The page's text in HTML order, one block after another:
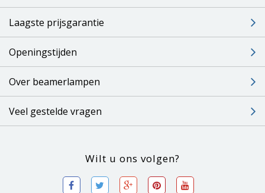
Laagste prijsgarantie
Openingstijden
Over beamerlampen
Veel gestelde vragen
Wilt u ons volgen?